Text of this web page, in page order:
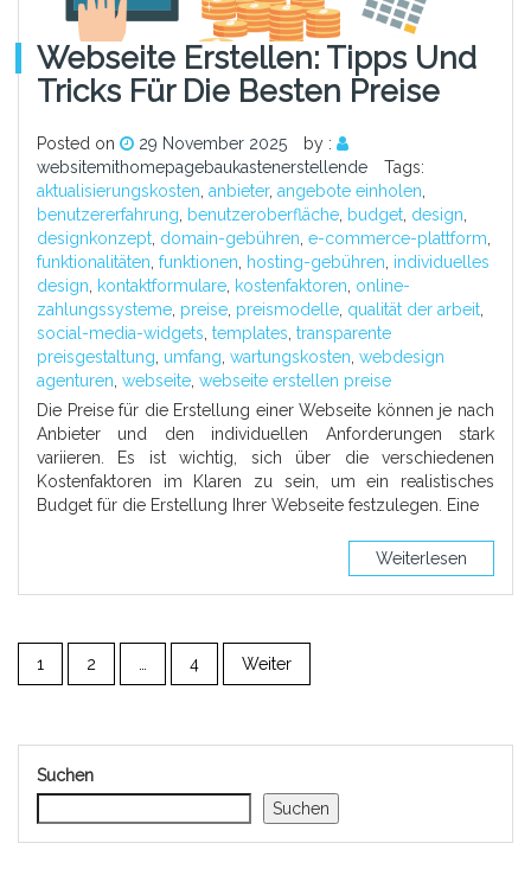
Webseite Erstellen: Tipps Und
Tricks Für Die Besten Preise
Posted on 29 November 2025
by :
websitemithomepagebaukastenerstellende
Tags:
aktualisierungskosten anbieter, angebote einholen
benutzererfahrung
benutzeroberfläche budget design
designkonzept domain-gebühren e-commerce-plattform
funktionalitäten funktionen hosting-gebühren individuelles
design
kontaktformulare kostenfaktoren online-
zahlungssysteme preise preismodelle qualität der arbeit
social-media-widgets templates transparente
preisgestaltung umfang wartungskosten webdesign
agenturen webseite webseite erstellen preise
Die Preise für die Erstellung einer Webseite können je nach
Anbieter und den individuellen Anforderungen stark
variieren. Es ist wichtig, sich über die verschiedenen
Kostenfaktoren im Klaren zu sein, um ein realistisches
Budget für die Erstellung Ihrer Webseite festzulegen. Eine
Weiterlesen
1 2 4 Weiter
Suchen
Suchen